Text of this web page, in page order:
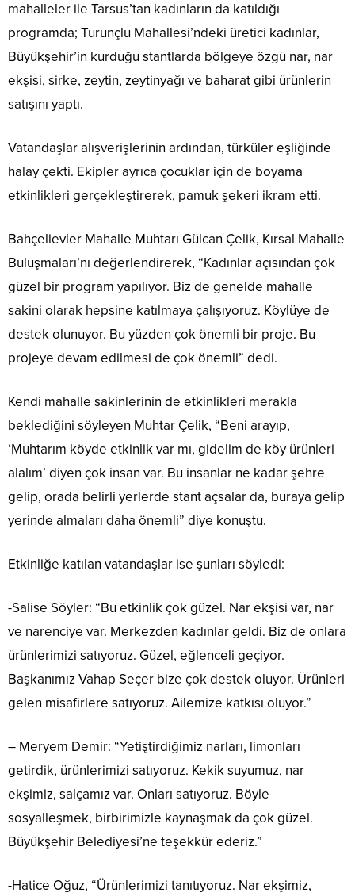
mahalleler ile Tarsus’tan kadınların da katıldığı
programda; Turunçlu Mahallesi’ndeki üretici kadınlar,
Büyükşehir’in kurduğu stantlarda bölgeye özgü nar, nar
ekşisi, sirke, zeytin, zeytinyağı ve baharat gibi ürünlerin
satışını yaptı.
Vatandaşlar alışverişlerinin ardından, türküler eşliğinde
halay çekti. Ekipler ayrıca çocuklar için de boyama
etkinlikleri gerçekleştirerek, pamuk şekeri ikram etti.
Bahçelievler Mahalle Muhtarı Gülcan Çelik, Kırsal Mahalle
Buluşmaları’nı değerlendirerek, “Kadınlar açısından çok
güzel bir program yapılıyor. Biz de genelde mahalle
sakini olarak hepsine katılmaya çalışıyoruz. Köylüye de
destek olunuyor. Bu yüzden çok önemli bir proje. Bu
projeye devam edilmesi de çok önemli” dedi.
Kendi mahalle sakinlerinin de etkinlikleri merakla
beklediğini söyleyen Muhtar Çelik, “Beni arayıp,
‘Muhtarım köyde etkinlik var mı, gidelim de köy ürünleri
alalım’ diyen çok insan var. Bu insanlar ne kadar şehre
gelip, orada belirli yerlerde stant açsalar da, buraya gelip
yerinde almaları daha önemli” diye konuştu.
Etkinliğe katılan vatandaşlar ise şunları söyledi:
-Salise Söyler: “Bu etkinlik çok güzel. Nar ekşisi var, nar
ve narenciye var. Merkezden kadınlar geldi. Biz de onlara
ürünlerimizi satıyoruz. Güzel, eğlenceli geçiyor.
Başkanımız Vahap Seçer bize çok destek oluyor. Ürünleri
gelen misafirlere satıyoruz. Ailemize katkısı oluyor.”
– Meryem Demir: “Yetiştirdiğimiz narları, limonları
getirdik, ürünlerimizi satıyoruz. Kekik suyumuz, nar
ekşimiz, salçamız var. Onları satıyoruz. Böyle
sosyalleşmek, birbirimizle kaynaşmak da çok güzel.
Büyükşehir Belediyesi’ne teşekkür ederiz.”
-Hatice Oğuz, “Ürünlerimizi tanıtıyoruz. Nar ekşimiz,